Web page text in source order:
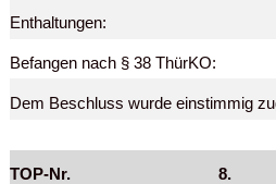
Enthaltungen:
Befangen nach § 38 ThürKO:
Dem Beschluss wurde einstimmig
TOP-Nr. 8.